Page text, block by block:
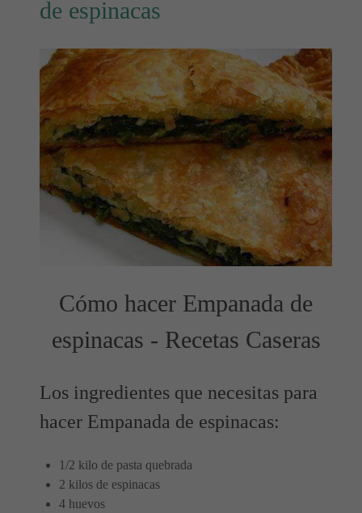
de espinacas
Cómo hacer Empanada de
espinacas - Recetas Caseras
Los ingredientes que necesitas para
hacer Empanada de espinacas:
1/2 kilo de pasta quebrada
2 kilos de espinacas
4 huevos